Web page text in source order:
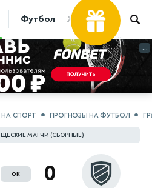
Футбол Хоккей Теннис
...
...
СПОРТ ПРОГНОЗЫ НА ФУТБОЛ
МАТЧИ (СБОРНЫЕ)
ок 0